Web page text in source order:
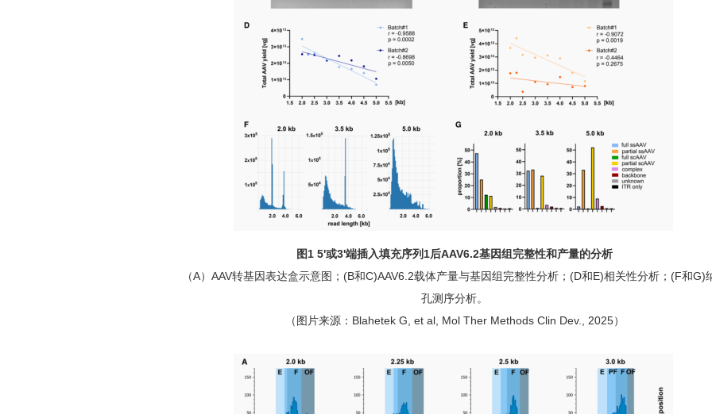
图1 5'或3'端插入填充序列1后AAV6.2基因组完整性和产量的分析
（A）AAV转基因表达盒示意图；(B和C)AAV6.2载体产量与基因组完整性分析；(D和E)相关性分析；(F和G)
孔测序分析。
（图片来源： Blahetek G, et al, Mol Ther Methods Clin Dev., 2025）